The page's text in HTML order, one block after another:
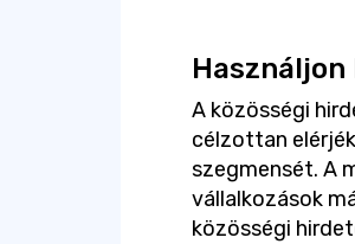
A közösségi
célzottan
szegmensét. A
vállalkozások
közösségi